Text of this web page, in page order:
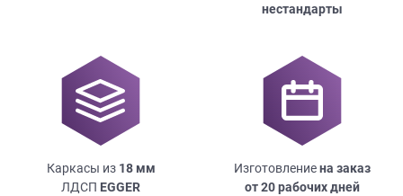
нестандарты
Каркасы из 18мм
ЛДСП EGGER
Изготовлениена заказ
от 20 рабочих дней